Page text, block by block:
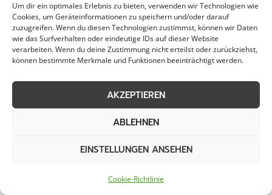
Um dir ein optimales Erlebnis zu bieten, verwenden wir Technologien wie
Cookies, um Geräteinformationen zu speichern und/oder darauf
zuzugreifen. Wenn du diesen Technologien zustimmst, können wir Daten
wie das Surfverhalten oder eindeutige IDs auf dieser Website
verarbeiten. Wenn du deine Zustimmung nicht erteilst oder zurückziehst,
können bestimmte Merkmale und Funktionen beeinträchtigt werden.
AKZEPTIEREN
ABLEHNEN
EINSTELLUNGEN ANSEHEN
Cookie-Richtlinie
Städte im Umkreis von 50 km